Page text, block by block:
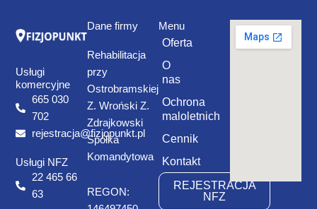
Usługi
komercyjne
665 030
702
rejestracja@fizjopunkt.pl
Usługi NFZ
22 465 66
63
Dane firmy
Rehabilitacja
przy
Ostrobramskiej
Z. Wroński Z.
Zdrajkowski
Spółka
Komandytowa
REGON:
Menu
Oferta
O
nas
Ochrona
maloletnich
Cennik
Kontakt
REJESTRACJA
NFZ